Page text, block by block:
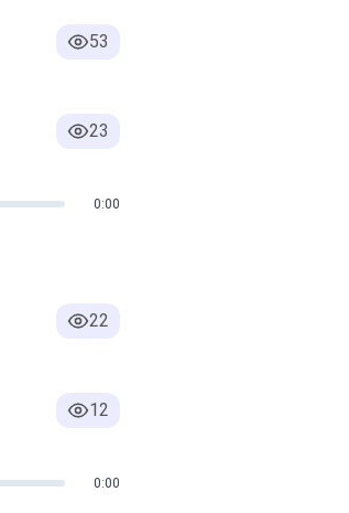
53
23
0:00
22
12
0:00